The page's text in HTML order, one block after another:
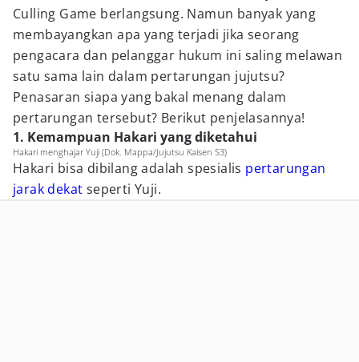
Culling Game berlangsung. Namun banyak yang
membayangkan apa yang terjadi jika seorang
pengacara dan pelanggar hukum ini saling melawan
satu sama lain dalam pertarungan jujutsu?
Penasaran siapa yang bakal menang dalam
pertarungan tersebut? Berikut penjelasannya!
1. Kemampuan Hakari yang diketahui
Hakari menghajar Yuji (Dok. Mappa/Jujutsu Kaisen S3)
Hakari bisa dibilang adalah spesialis pertarungan
jarak dekat seperti Yuji.